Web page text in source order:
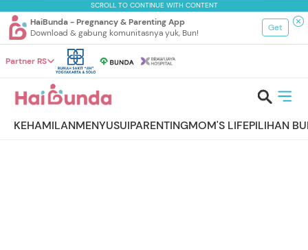
SCROLL TO CONTINUE WITH CONTENT
HaiBunda - Pregnancy & Parenting App
Download & gabung komunitasnya yuk, Bun!
Get
Partner RS
KEHAMILANMENYUSUIPARENTINGMOM'S LIFEPILIHAN